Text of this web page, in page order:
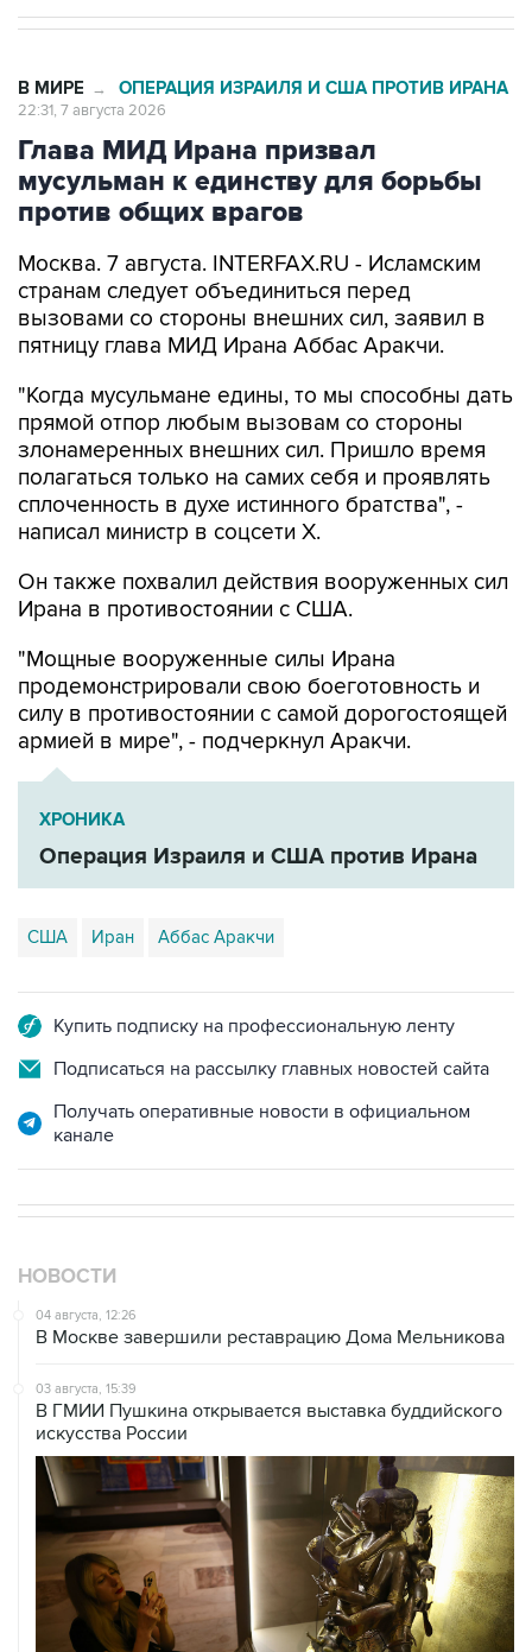
В МИРЕ → ОПЕРАЦИЯ ИЗРАИЛЯ И США ПРОТИВ ИРАНА
22:31, 7 августа 2026
Глава МИД Ирана призвал
мусульман к единству для борьбы
против общих врагов
Москва. 7 августа. INTERFAX.RU - Исламским
странам следует объединиться перед
вызовами со стороны внешних сил, заявил в
пятницу глава МИД Ирана Аббас Аракчи.
"Когда мусульмане едины, то мы способны дать
прямой отпор любым вызовам со стороны
злонамеренных внешних сил. Пришло время
полагаться только на самих себя и проявлять
сплоченность в духе истинного братства", -
написал министр в соцсети Х.
Он также похвалил действия вооруженных сил
Ирана в противостоянии с США.
"Мощные вооруженные силы Ирана
продемонстрировали свою боеготовность и
силу в противостоянии с самой дорогостоящей
армией в мире", - подчеркнул Аракчи.
ХРОНИКА
Операция Израиля и США против Ирана
США Иран Аббас Аракчи
Купить подписку на профессиональную ленту
Подписаться на рассылку главных новостей сайта
Получать оперативные новости в официальном
канале
НОВОСТИ
04 августа, 12:26
В Москве завершили реставрацию Дома Мельникова
03 августа, 15:39
В ГМИИ Пушкина открывается выставка буддийского
искусства России